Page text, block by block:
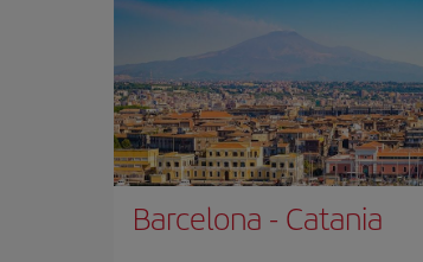
Barcelona - Catania